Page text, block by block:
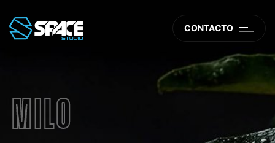
CONTACTO
MILO